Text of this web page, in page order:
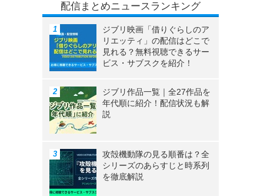
配信まとめニュースランキング
ジブリ映画「借りぐらしのア
リエッティ」の配信はどこで
見れる？無料視聴できるサー
ビス・サブスクを紹介！
ジブリ作品一覧｜全27作品を
年代順に紹介！配信状況も解
説
攻殻機動隊の見る順番は？全
シリーズのあらすじと時系列
を徹底解説